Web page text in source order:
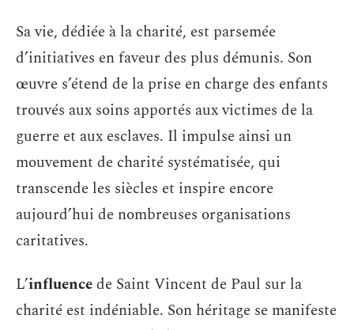
Sa vie, dédiée à la charité, est parsemée
d’initiatives en faveur des plus démunis. Son
œuvre s’étend de la prise en charge des enfants
trouvés aux soins apportés aux victimes de la
guerre et aux esclaves. Il impulse ainsi un
mouvement de charité systématisée, qui
transcende les siècles et inspire encore
aujourd’hui de nombreuses organisations
caritatives.
L’influencede Saint Vincent de Paul sur la
charité est indéniable. Son héritage se manifeste